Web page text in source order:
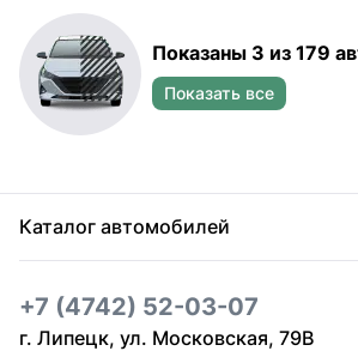
Показаны 3 из 179
Показать все
Каталог автомобилей
+7 (4742) 52-03-07
г. Липецк, ул. Московская, 79В